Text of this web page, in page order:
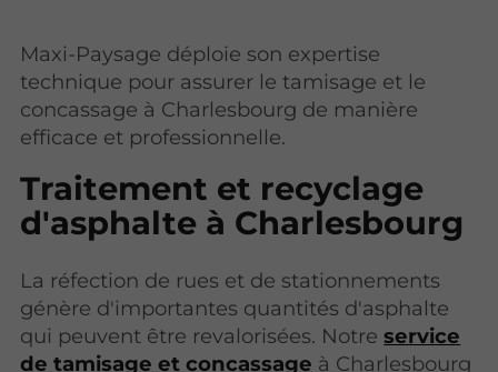
Maxi-Paysage déploie son expertise
technique pour assurer le tamisage et le
concassage à Charlesbourg de manière
efficace et professionnelle.
Traitement et recyclage
d'asphalte à Charlesbourg
La réfection de rues et de stationnements
génère d'importantes quantités d'asphalte
qui peuvent être revalorisées. Notreservice
de tamisage et concassage à Charlesbourg